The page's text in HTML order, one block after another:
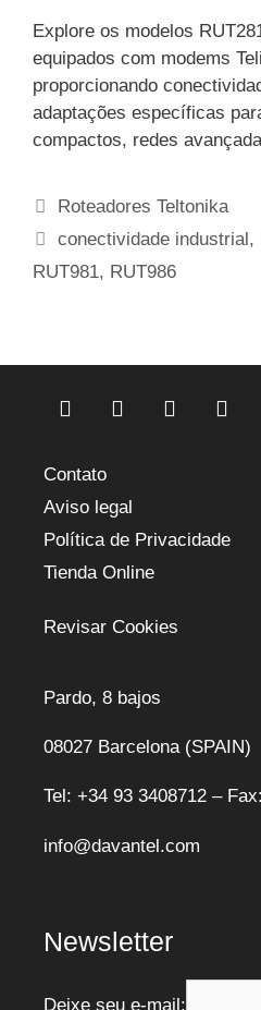
Explore os modelos
equipados com modems
proporcionando
adaptações específicas
compactos, redes
Categorias
Roteadores Teltonika
Etiquetas
conectividade industrial,
RUT981, RUT986
Contato
Aviso legal
Política de Privacidade
Tienda Online
Revisar Cookies
Pardo, 8 bajos
08027 Barcelona (SPAIN)
Tel: +34 93 3408712 –
info@davantel.com
Newsletter
Deixe seu e-mail: